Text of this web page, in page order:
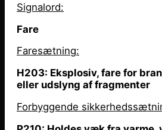
Signalord:
Fare
Faresætning:
H203: Eksplosiv, fare for
eller udslyng af fragmenter
Forbyggende